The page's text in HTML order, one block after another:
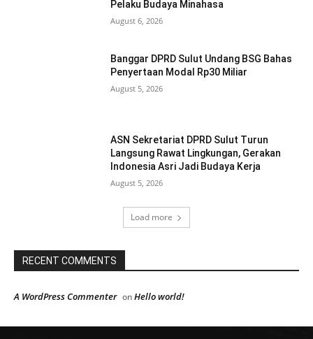
Pelaku Budaya Minahasa
August 6, 2026
Banggar DPRD Sulut Undang BSG Bahas
Penyertaan Modal Rp30 Miliar
August 5, 2026
ASN Sekretariat DPRD Sulut Turun
Langsung Rawat Lingkungan, Gerakan
Indonesia Asri Jadi Budaya Kerja
August 5, 2026
Load more
RECENT COMMENTS
A WordPress Commenter onHello world!